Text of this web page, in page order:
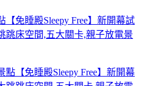
【免睡殿Sleepy Free】新開幕試
跳床空間,五大關卡,親子放電景